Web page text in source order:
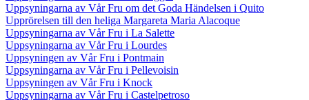
Uppsyningarna av Vår Fru om det Goda Händelsen i Quito
Upprörelsen till den heliga Margareta Maria Alacoque
Uppsyningarna av Vår Fru i La Salette
Uppsyningarna av Vår Fru i Lourdes
Uppsyningen av Vår Fru i Pontmain
Uppsyningarna av Vår Fru i Pellevoisin
Uppsyningen av Vår Fru i Knock
Uppsyningarna av Vår Fru i Castelpetroso